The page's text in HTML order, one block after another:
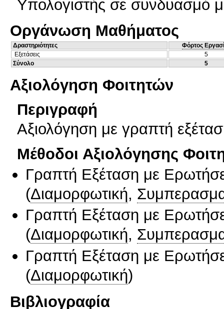
Υπολογιστής σε συνδυασμό
Οργάνωση Μαθήματος
Δραστηριότητες
Φόρτος
Εξετάσεις
5
Σύνολο
5
Αξιολόγηση Φοιτητών
Περιγραφή
Aξιολόγηση με γραπτή
Μέθοδοι Αξιολόγησης
Γραπτή Εξέταση με
(Διαμορφωτική,
Γραπτή Εξέταση με
(Διαμορφωτική,
Γραπτή Εξέταση με
(Διαμορφωτική)
Βιβλιογραφία